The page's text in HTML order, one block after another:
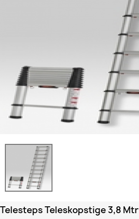
Telesteps Teleskopstige 3,8 Mtr